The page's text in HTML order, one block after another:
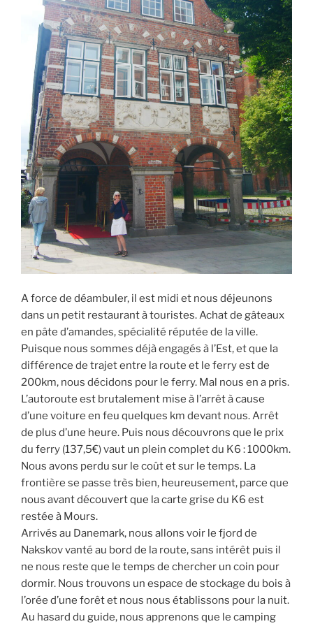
A force de déambuler, il est midi et nous déjeunons
dans un petit restaurant à touristes. Achat de gâteaux
en pâte d’amandes, spécialité réputée de la ville.
Puisque nous sommes déjà engagés à l’Est, et que la
différence de trajet entre la route et le ferry est de
200km, nous décidons pour le ferry. Mal nous en a pris.
L’autoroute est brutalement mise à l’arrêt à cause
d’une voiture en feu quelques km devant nous. Arrêt
de plus d’une heure. Puis nous découvrons que le prix
du ferry (137,5€) vaut un plein complet du K6 : 1000km.
Nous avons perdu sur le coût et sur le temps. La
frontière se passe très bien, heureusement, parce que
nous avant découvert que la carte grise du K6 est
restée à Mours.
Arrivés au Danemark, nous allons voir le fjord de
Nakskov vanté au bord de la route, sans intérêt puis il
ne nous reste que le temps de chercher un coin pour
dormir. Nous trouvons un espace de stockage du bois à
l’orée d’une forêt et nous nous établissons pour la nuit.
Au hasard du guide, nous apprenons que le camping